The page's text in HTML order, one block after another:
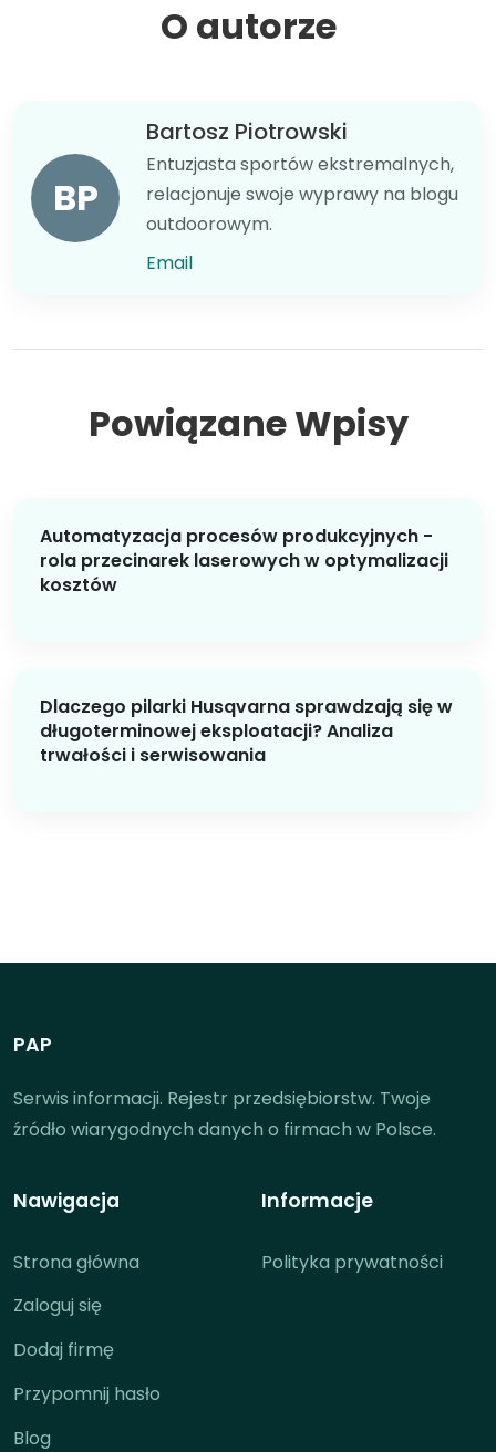
O autorze
BP
Bartosz Piotrowski
Entuzjasta sportów ekstremalnych,
relacjonuje swoje wyprawy na blogu
outdoorowym.
Email
Powiązane Wpisy
Automatyzacja procesów produkcyjnych -
rola przecinarek laserowych w optymalizacji
kosztów
Dlaczego pilarki Husqvarna sprawdzają się w
długoterminowej eksploatacji? Analiza
trwałości i serwisowania
PAP
Serwis informacji. Rejestr przedsiębiorstw. Twoje
źródło wiarygodnych danych o firmach w Polsce.
Nawigacja
Strona główna
Zaloguj się
Dodaj firmę
Przypomnij hasło
Blog
Informacje
Polityka prywatności